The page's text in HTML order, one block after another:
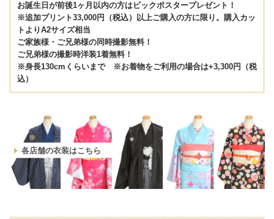
お誕生日が前後1ヶ月以内の方はビックポスタープレゼント！
※追加プリント33,000円（税込）以上ご購入の方に限り。購入カッ
トよりA2サイズ相当
ご家族様・ご兄弟様の同時撮影無料！
ご兄弟様の撮影時洋装1着無料！
※身長130cmくらいまで ※お着物をご利用の場合は+3,300円（税
込）
各店舗の衣装はこちら